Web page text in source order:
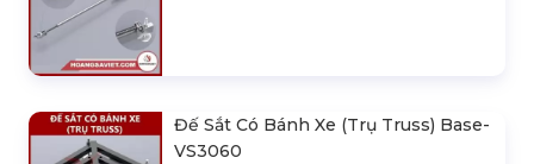
Đế Sắt Có Bánh Xe (Trụ Truss) Base-
VS3060